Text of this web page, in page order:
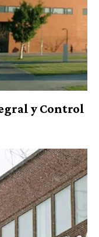
y Control